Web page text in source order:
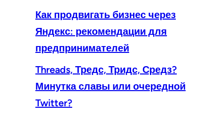
Как продвигать бизнес через
Яндекс: рекомендации для
предпринимателей
Threads, Тредс, Тридс, Средз?
Минутка славы или очередной
Twitter?